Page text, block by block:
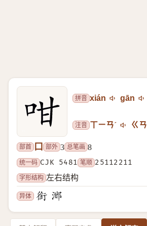
拼音 xián gān
注音 ㄒㄧㄢˊ ㄍㄢ
部首 口 部外 3 总笔画 8
统一码 CJK 5481 笔顺 25112211
字形结构 左右结构
异体